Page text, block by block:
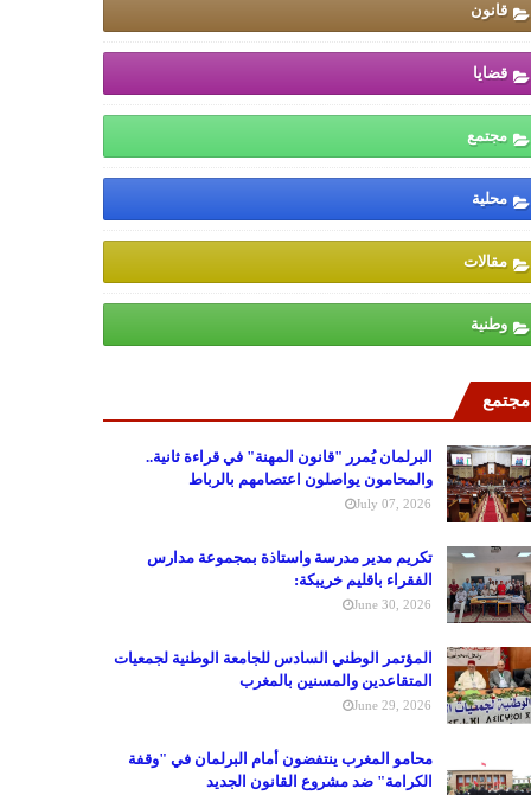
قانون
قضايا
مجتمع
محلية
مقالات
وطنية
مجتمع
البرلمان يُمرر "قانون المهنة" في قراءة ثانية..
والمحامون يواصلون اعتصامهم بالرباط
July 07, 2026
تكريم مدير مدرسة واستاذة بمجموعة مدارس
الفقراء باقليم خريبكة:
June 30, 2026
المؤتمر الوطني السادس للجامعة الوطنية لجمعيات
المتقاعدين والمسنين بالمغرب
June 29, 2026
محامو المغرب ينتفضون أمام البرلمان في "وقفة
الكرامة" ضد مشروع القانون الجديد